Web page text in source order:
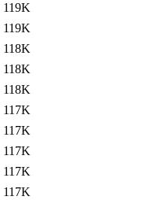
119K
119K
118K
118K
118K
117K
117K
117K
117K
117K